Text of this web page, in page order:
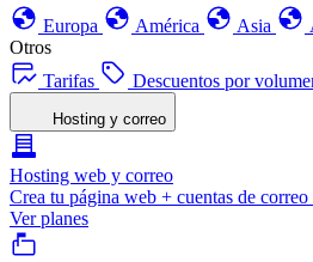
Europa
América Asia
Otros
Tarifas
Descuentos por
Hosting y correo
Hosting web y correo
Crea tu página web + cuentas de
Ver planes